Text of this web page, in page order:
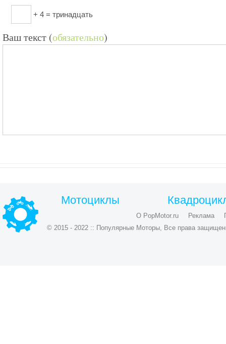
+ 4 = тринадцать
Ваш текст (обязательно)
Мотоциклы
О PopMotor.ru Реклама
© 2015 - 2022 :: Популярные Моторы, Все права